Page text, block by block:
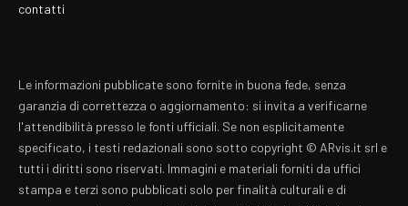
contatti
Le informazioni pubblicate sono fornite in buona fede, senza
garanzia di correttezza o aggiornamento: si invita a verificarne
l'attendibilità presso le fonti ufficiali. Se non esplicitamente
specificato, i testi redazionali sono sotto copyright © ARvis.it srl e
tutti i diritti sono riservati. Immagini e materiali forniti da uffici
stampa e terzi sono pubblicati solo per finalità culturali e di